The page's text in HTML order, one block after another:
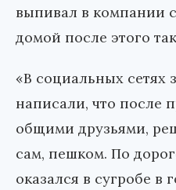
выпивал в компании
домой после этого
«В социальных сетях
написали, что после
общими друзьями,
сам, пешком. По
оказался в сугробе в